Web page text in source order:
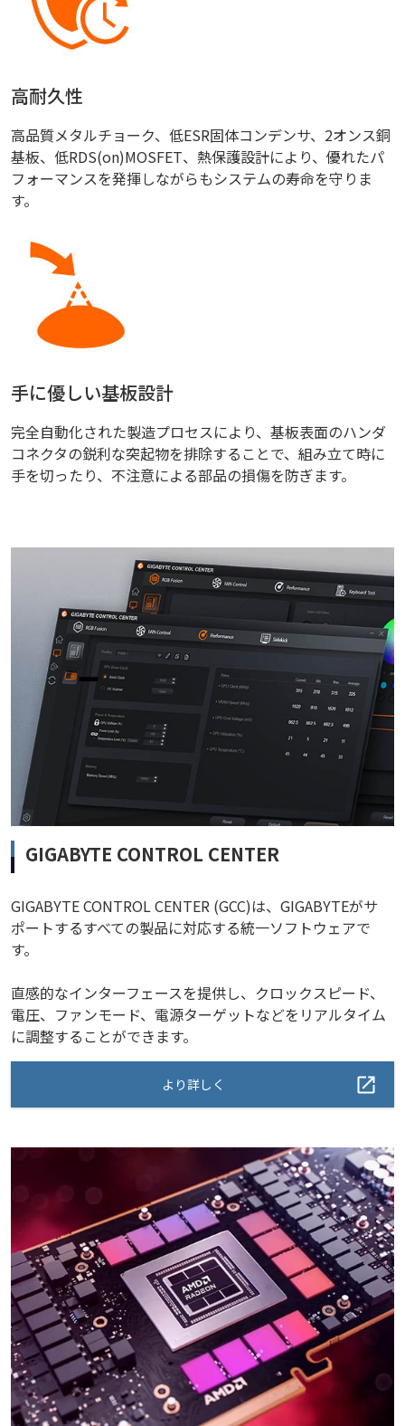
高耐久性
高品質メタルチョーク、低ESR固体コンデンサ、2オンス銅
基板、低RDS(on)MOSFET、熱保護設計により、優れたパ
フォーマンスを発揮しながらもシステムの寿命を守りま
す。
手に優しい基板設計
完全自動化された製造プロセスにより、基板表面のハンダ
コネクタの鋭利な突起物を排除することで、組み立て時に
手を切ったり、不注意による部品の損傷を防ぎます。
GIGABYTE CONTROL CENTER
GIGABYTE CONTROL CENTER (GCC)は、GIGABYTEがサ
ポートするすべての製品に対応する統一ソフトウェアで
す。
直感的なインターフェースを提供し、クロックスピード、
電圧、ファンモード、電源ターゲットなどをリアルタイム
に調整することができます。
より詳しく